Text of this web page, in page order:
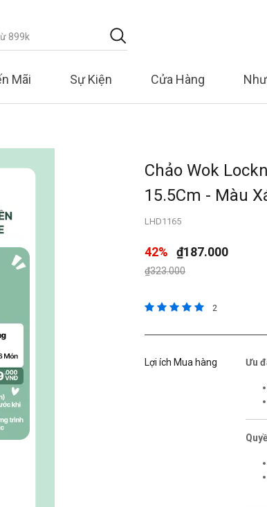
Mãi Sự Kiện Cửa Hàng
Chảo Wok
15.5Cm - Màu
LHD1165
42% ₫187.000
Giá giảm xuống từ
₫323.000đến
3,2 trên đánh giá của 5
2
Lợi ích Mua hàng Ưu